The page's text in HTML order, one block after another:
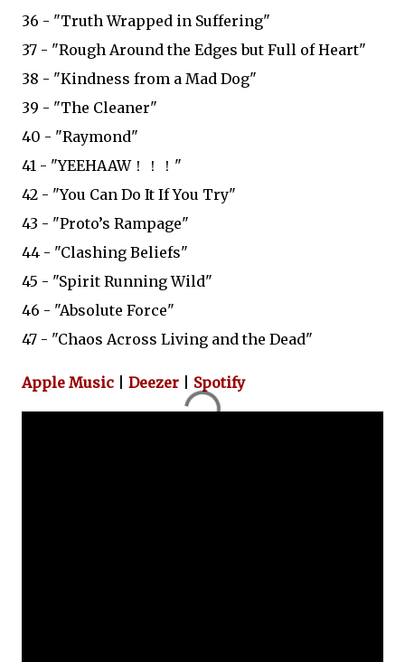
36 - "Truth Wrapped in Suffering"
37 - "Rough Around the Edges but Full of Heart"
38 - "Kindness from a Mad Dog"
39 - "The Cleaner"
40 - "Raymond"
41 - "YEEHAAW！！！"
42 - "You Can Do It If You Try"
43 - "Proto’s Rampage"
44 - "Clashing Beliefs"
45 - "Spirit Running Wild"
46 - "Absolute Force"
47 - "Chaos Across Living and the Dead"
Apple Music Deezer Spotify